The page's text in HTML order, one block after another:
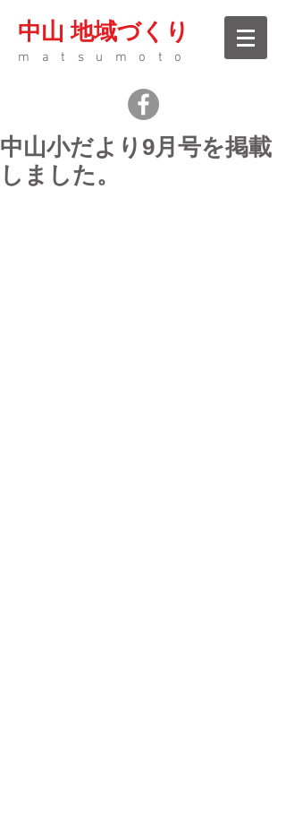
中山 地域づくり
matsumoto
中山小だより9月号を掲載
しました。